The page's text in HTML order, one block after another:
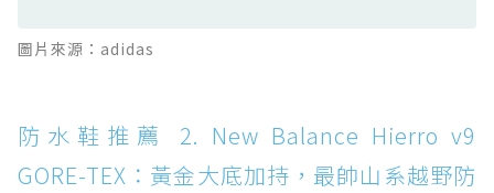
Boot：馬汀首款雨靴登場，經典八孔加上全防
防水鞋推薦 14. SKECHERS BADGER
WATERPROOF：一踩即穿懶人神器！搭載固特
異大底與全防水厚底健走鞋
圖片來源：adidas
防水鞋推薦 2. New Balance Hierro v9
GORE-TEX：黃金大底加持，最帥山系越野防